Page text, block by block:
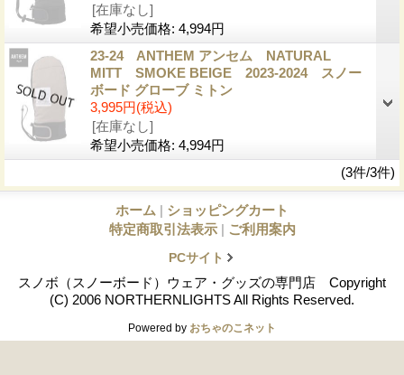
[在庫なし]
希望小売価格: 4,994円
23-24 ANTHEM アンセム NATURAL
MITT SMOKE BEIGE 2023-2024 スノー
ボード グローブ ミトン
3,995円(税込)
[在庫なし]
希望小売価格: 4,994円
(3件/3件)
ホーム | ショッピングカート
特定商取引法表示 | ご利用案内
PCサイト
スノボ（スノーボード）ウェア・グッズの専門店 Copyright
(C) 2006 NORTHERNLIGHTS All Rights Reserved.
Powered by おちゃのこネット